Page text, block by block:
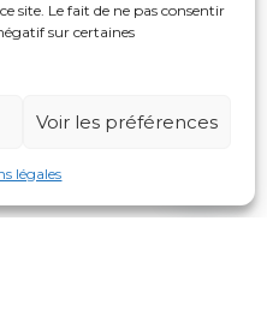
site. Le fait de ne pas consentir
sur certaines
Voir les préférences
légales
Open